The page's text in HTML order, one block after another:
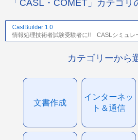
「CASL・COMET」カテゴ
CaslBuilder 1.0
情報処理技術者試験受験者に!! CASLシミュレ
カテゴリーから
文書作成
インターネッ
ト＆通信